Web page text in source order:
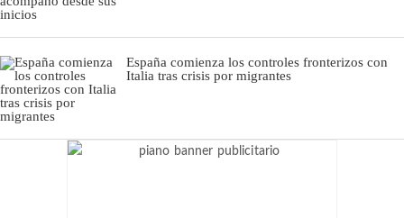
España comienza los controles fronterizos con
Italia tras crisis por migrantes